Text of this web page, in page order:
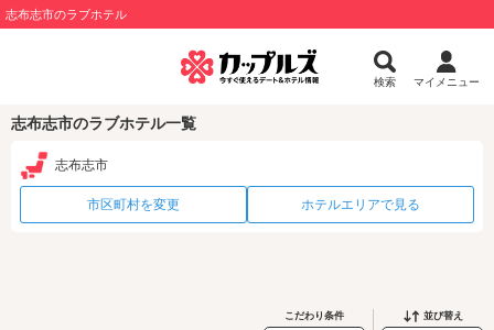
志布志市のラブホテル
検索 マイメニュー
志布志市のラブホテル一覧
志布志市
市区町村を変更 ホテルエリアで見る
こだわり条件 並び替え